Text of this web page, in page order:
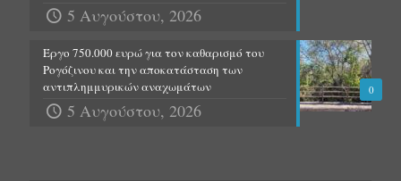
5 Αυγούστου, 2026
0
Έργο 750.000 ευρώ για τον καθαρισμό του
Ρογόζινου και την αποκατάσταση των
αντιπλημμυρικών αναχωμάτων
5 Αυγούστου, 2026